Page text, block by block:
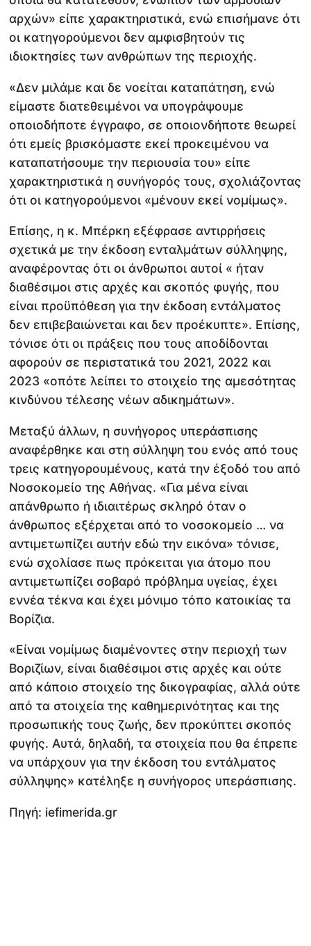
αρχών» είπε χαρακτηριστικά, ενώ επισήμανε ότι
οι κατηγορούμενοι δεν αμφισβητούν τις
ιδιοκτησίες των ανθρώπων της περιοχής.
«Δεν μιλάμε και δε νοείται καταπάτηση, ενώ
είμαστε διατεθειμένοι να υπογράψουμε
οποιοδήποτε έγγραφο, σε οποιονδήποτε θεωρεί
ότι εμείς βρισκόμαστε εκεί προκειμένου να
καταπατήσουμε την περιουσία του» είπε
χαρακτηριστικά η συνήγορός τους, σχολιάζοντας
ότι οι κατηγορούμενοι «μένουν εκεί νομίμως».
Επίσης, η κ. Μπέρκη εξέφρασε αντιρρήσεις
σχετικά με την έκδοση ενταλμάτων σύλληψης,
αναφέροντας ότι οι άνθρωποι αυτοί « ήταν
διαθέσιμοι στις αρχές και σκοπός φυγής, που
είναι προϋπόθεση για την έκδοση εντάλματος
δεν επιβεβαιώνεται και δεν προέκυπτε». Επίσης,
τόνισε ότι οι πράξεις που τους αποδίδονται
αφορούν σε περιστατικά του 2021, 2022 και
2023 «οπότε λείπει το στοιχείο της αμεσότητας
κινδύνου τέλεσης νέων αδικημάτων».
Μεταξύ άλλων, η συνήγορος υπεράσπισης
αναφέρθηκε και στη σύλληψη του ενός από τους
τρεις κατηγορουμένους, κατά την έξοδό του από
Νοσοκομείο της Αθήνας. «Για μένα είναι
απάνθρωπο ή ιδιαιτέρως σκληρό όταν ο
άνθρωπος εξέρχεται από το νοσοκομείο … να
αντιμετωπίζει αυτήν εδώ την εικόνα» τόνισε,
ενώ σχολίασε πως πρόκειται για άτομο που
αντιμετωπίζει σοβαρό πρόβλημα υγείας, έχει
εννέα τέκνα και έχει μόνιμο τόπο κατοικίας τα
Βορίζια.
«Είναι νομίμως διαμένοντες στην περιοχή των
Βοριζίων, είναι διαθέσιμοι στις αρχές και ούτε
από κάποιο στοιχείο της δικογραφίας, αλλά ούτε
από τα στοιχεία της καθημερινότητας και της
προσωπικής τους ζωής, δεν προκύπτει σκοπός
φυγής. Αυτά, δηλαδή, τα στοιχεία που θα έπρεπε
να υπάρχουν για την έκδοση του εντάλματος
σύλληψης» κατέληξε η συνήγορος υπεράσπισης.
Πηγή: iefimerida.gr